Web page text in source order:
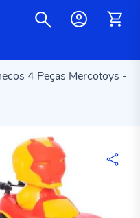
4 Peças Mercotoys -